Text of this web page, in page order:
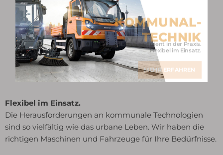
KOMMUNAL­
TECHNIK
Effizient in der Praxis.
Flexibel im Einsatz.
MEHR ERFAHREN
Flexibel im Einsatz.
Die Herausforderungen an kommunale Technologien
sind so vielfältig wie das urbane Leben. Wir haben die
richtigen Maschinen und Fahrzeuge für Ihre Bedürfnisse.